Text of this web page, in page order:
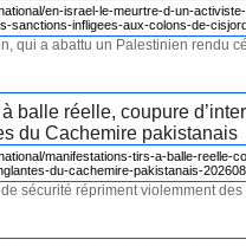
qui a abattu un Palestinien rendu
balle réelle, coupure
du Cachemire pakistanais
sécurité répriment violemment